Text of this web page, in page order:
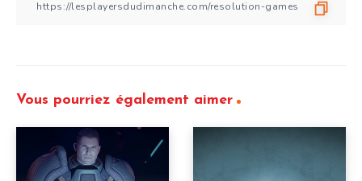
Vous pourriez également aimer